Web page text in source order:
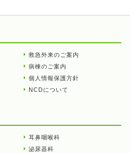
救急外来のご案内
病棟のご案内
個人情報保護方針
NCDについて
耳鼻咽喉科
泌尿器科